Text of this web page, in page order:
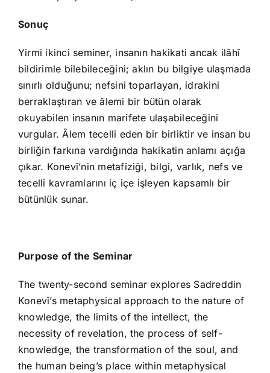
Sonuç
Yirmi ikinci seminer, insanın hakikati ancak ilâhî
bildirimle bilebileceğini; aklın bu bilgiye ulaşmada
sınırlı olduğunu; nefsini toparlayan, idrakini
berraklaştıran ve âlemi bir bütün olarak
okuyabilen insanın marifete ulaşabileceğini
vurgular. Âlem tecelli eden bir birliktir ve insan bu
birliğin farkına vardığında hakikatin anlamı açığa
çıkar. Konevî’nin metafiziği, bilgi, varlık, nefs ve
tecelli kavramlarını iç içe işleyen kapsamlı bir
bütünlük sunar.
Purpose of the Seminar
The twenty-second seminar explores Sadreddin
Konevî’s metaphysical approach to the nature of
knowledge, the limits of the intellect, the
necessity of revelation, the process of self-
knowledge, the transformation of the soul, and
the human being’s place within metaphysical